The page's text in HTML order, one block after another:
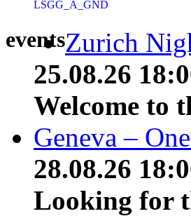
LSGG_A_GND
eventsZurich
25.08.26
Welcome to
Geneva –
28.08.26
Looking for